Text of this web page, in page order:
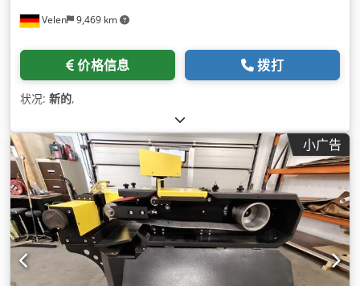
Velen 9,469 km
价格信息 拨打
状况: 新的,
小广告